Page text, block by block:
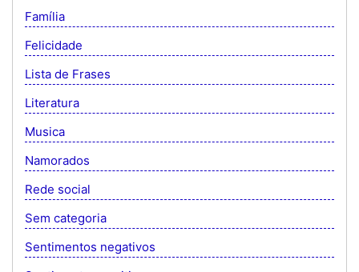
Família
Felicidade
Lista de Frases
Literatura
Musica
Namorados
Rede social
Sem categoria
Sentimentos negativos